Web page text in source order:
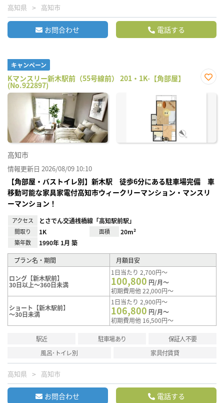
高知県 高知市
お問合わせ 電話する
キャンペーン
Kマンスリー新木駅前（55号線前） 201・1K-【角部屋】
(No.922897)
に入
高知市
情報更新日 2026/08/09 10:10
【角部屋・バストイレ別】新木駅 徒歩6分にある駐車場完備 車
移動可能な家具家電付高知市ウィークリーマンション・マンスリ
ーマンション！
アクセス とさでん交通桟橋線「高知駅前駅」
間取り 1K 面積 20m²
築年数 1990年 1月 築
プラン名・期間 月額目安
ロング【新木駅前】
30日以上～360日未満
1日当たり 2,700円～
100,800 円/月～
初期費用他 22,000円～
ショート【新木駅前】
～30日未満
1日当たり 2,900円～
106,800 円/月～
初期費用他 16,500円～
駅近 駐車場あり
保証人不要
風呂･トイレ別
家具付賃貸
高知県 高知市
お問合わせ 電話する